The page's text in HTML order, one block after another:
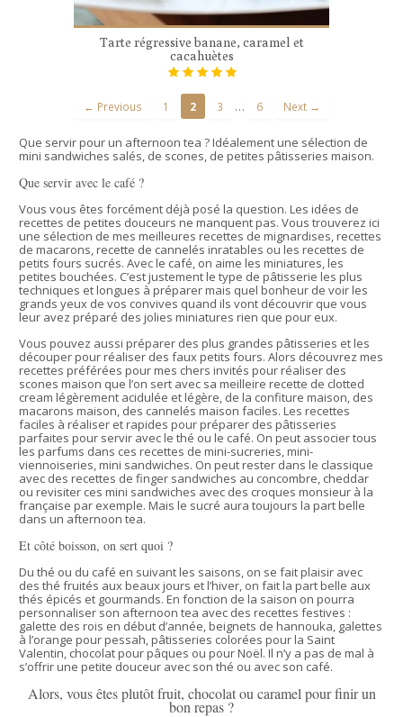
Tarte régressive banane, caramel et
cacahuètes
← Previous 1 2 3 … 6 Next →
Que servir pour un afternoon tea ? Idéalement une sélection de
mini sandwiches salés, de scones, de petites pâtisseries maison.
Que servir avec le café ?
Vous vous êtes forcément déjà posé la question. Les idées de
recettes de petites douceurs ne manquent pas. Vous trouverez ici
une sélection de mes meilleures recettes de mignardises, recettes
de macarons, recette de cannelés inratables ou les recettes de
petits fours sucrés. Avec le café, on aime les miniatures, les
petites bouchées. C’est justement le type de pâtisserie les plus
techniques et longues à préparer mais quel bonheur de voir les
grands yeux de vos convives quand ils vont découvrir que vous
leur avez préparé des jolies miniatures rien que pour eux.
Vous pouvez aussi préparer des plus grandes pâtisseries et les
découper pour réaliser des faux petits fours. Alors découvrez mes
recettes préférées pour mes chers invités pour réaliser des
scones maison que l’on sert avec sa meilleire recette de clotted
cream légèrement acidulée et légère, de la confiture maison, des
macarons maison, des cannelés maison faciles. Les recettes
faciles à réaliser et rapides pour préparer des pâtisseries
parfaites pour servir avec le thé ou le café. On peut associer tous
les parfums dans ces recettes de mini-sucreries, mini-
viennoiseries, mini sandwiches. On peut rester dans le classique
avec des recettes de finger sandwiches au concombre, cheddar
ou revisiter ces mini sandwiches avec des croques monsieur à la
française par exemple. Mais le sucré aura toujours la part belle
dans un afternoon tea.
Et côté boisson, on sert quoi ?
Du thé ou du café en suivant les saisons, on se fait plaisir avec
des thé fruités aux beaux jours et l’hiver, on fait la part belle aux
thés épicés et gourmands. En fonction de la saison on pourra
personnaliser son afternoon tea avec des recettes festives :
galette des rois en début d’année, beignets de hannouka, galettes
à l’orange pour pessah, pâtisseries colorées pour la Saint
Valentin, chocolat pour pâques ou pour Noël. Il n’y a pas de mal à
s’offrir une petite douceur avec son thé ou avec son café.
Alors, vous êtes plutôt fruit, chocolat ou caramel pour finir un
bon repas ?